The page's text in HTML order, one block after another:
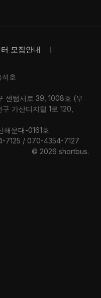
모집안내
호
센텀서로 39, 1008호 (우
가산디지털 1로 120,
해운대-0161호
7125 / 070-4354-7127
© 2026 shortbus.